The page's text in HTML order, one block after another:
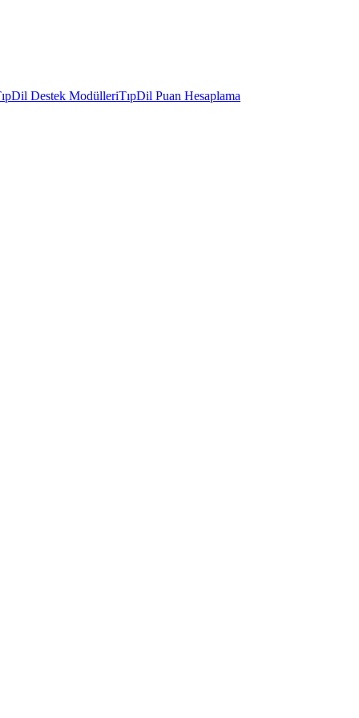
Destek ModülleriTıpDil Puan Hesaplama